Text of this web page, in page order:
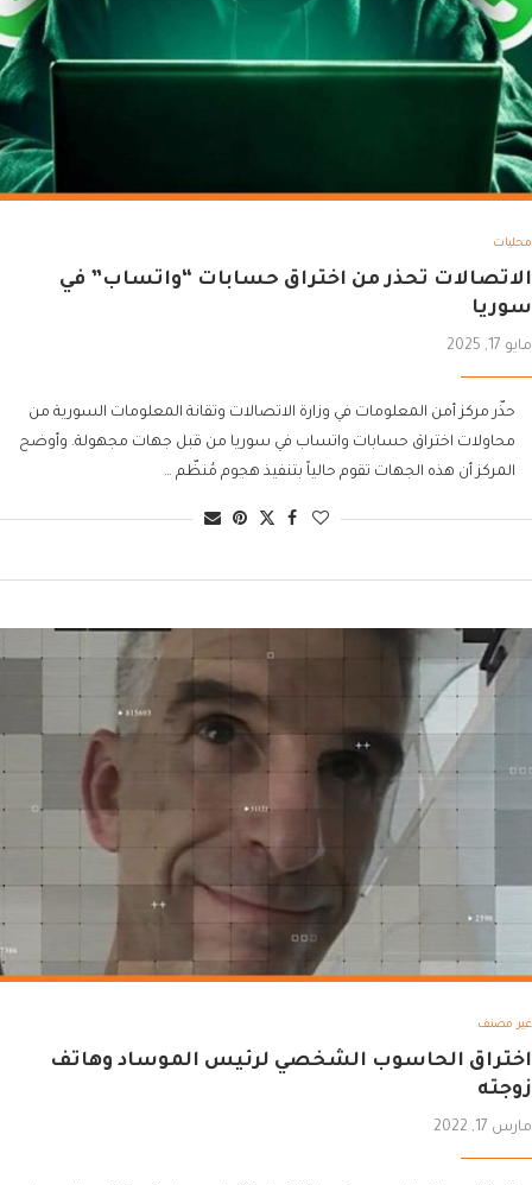
محليات
الاتصالات تحذر من اختراق حسابات “واتساب” في
سوريا
مايو 17, 2025
حذّر مركز أمن المعلومات في وزارة الاتصالات وتقانة المعلومات السورية من
محاولات اختراق حسابات واتساب في سوريا من قبل جهات مجهولة. وأوضح
المركز أن هذه الجهات تقوم حالياً بتنفيذ هجوم مُنظّم …
غير مصنف
اختراق الحاسوب الشخصي لرئيس الموساد وهاتف
زوجته
مارس 17, 2022